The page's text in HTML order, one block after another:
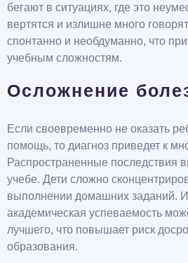
бегают в ситуациях, где это
вертятся и излишне много
спонтанно и необдуманно, что
учебным сложностям.
Осложнение
Если своевременно не оказать
помощь, то диагноз приведет к
Распространенные последствия
учебе. Дети сложно
выполнении домашних заданий.
академическая успеваемость
лучшего, что повышает риск
образования.